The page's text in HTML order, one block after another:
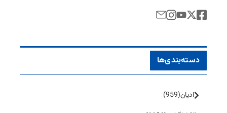
دسته‌بندی‌ها
ادیان(959)